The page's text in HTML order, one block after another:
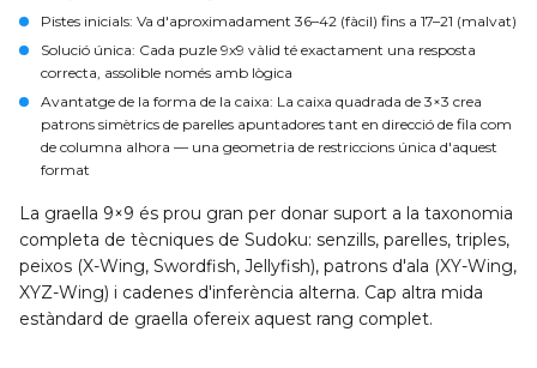
Pistes inicials: Va d'aproximadament 36–42 (fàcil) fins a 17–21 (malvat)
Solució única: Cada puzle 9x9 vàlid té exactament una resposta
correcta, assolible només amb lògica
Avantatge de la forma de la caixa: La caixa quadrada de 3×3 crea
patrons simètrics de parelles apuntadores tant en direcció de fila com
de columna alhora — una geometria de restriccions única d'aquest
format
La graella 9×9 és prou gran per donar suport a la taxonomia
completa de tècniques de Sudoku: senzills, parelles, triples,
peixos (X-Wing, Swordfish, Jellyfish), patrons d'ala (XY-Wing,
XYZ-Wing) i cadenes d'inferència alterna. Cap altra mida
estàndard de graella ofereix aquest rang complet.